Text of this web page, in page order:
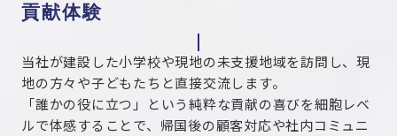
貢献体験
当社が建設した小学校や現地の未支援地域を訪問し、現
地の方々や子どもたちと直接交流します。
「誰かの役に立つ」という純粋な貢献の喜びを細胞レベ
ルで体感することで、帰国後の顧客対応や社内コミュニ